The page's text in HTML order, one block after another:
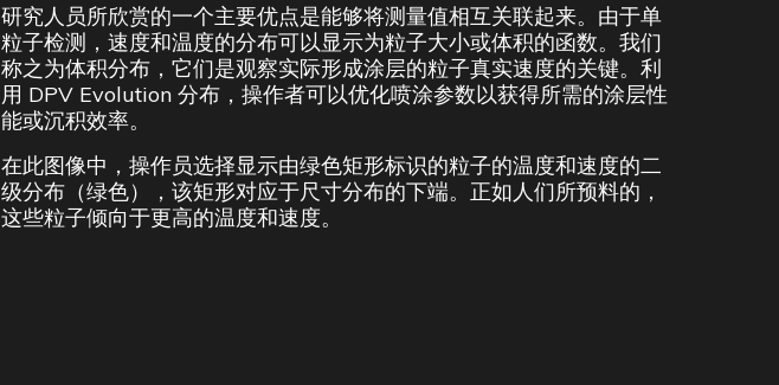
研究人员所欣赏的一个主要优点是能够将测量值相互关联起来。由于单
粒子检测，速度和温度的分布可以显示为粒子大小或体积的函数。我们
称之为体积分布，它们是观察实际形成涂层的粒子真实速度的关键。利
用 DPV Evolution 分布，操作者可以优化喷涂参数以获得所需的涂层性
能或沉积效率。
在此图像中，操作员选择显示由绿色矩形标识的粒子的温度和速度的二
级分布（绿色），该矩形对应于尺寸分布的下端。正如人们所预料的，
这些粒子倾向于更高的温度和速度。